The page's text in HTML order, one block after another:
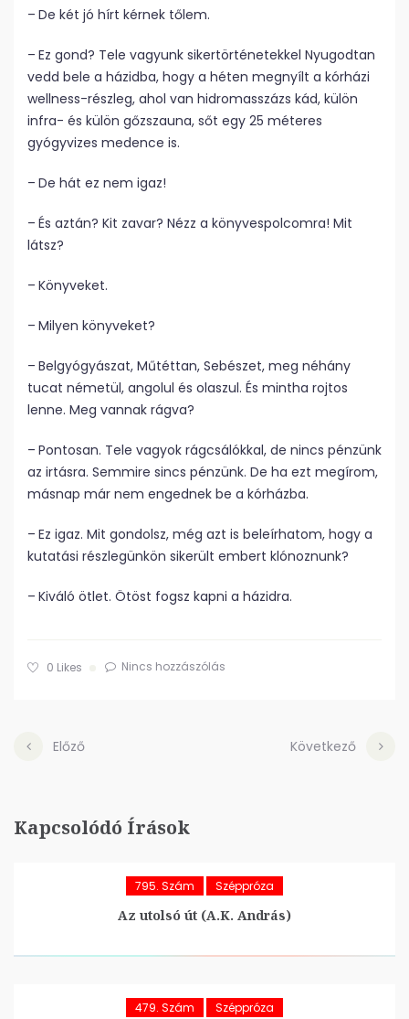
– De két jó hírt kérnek tőlem.
– Ez gond? Tele vagyunk sikertörténetekkel Nyugodtan
vedd bele a házidba, hogy a héten megnyílt a kórházi
wellness-részleg, ahol van hidromasszázs kád, külön
infra- és külön gőzszauna, sőt egy 25 méteres
gyógyvizes medence is.
– De hát ez nem igaz!
– És aztán? Kit zavar? Nézz a könyvespolcomra! Mit
látsz?
– Könyveket.
– Milyen könyveket?
– Belgyógyászat, Műtéttan, Sebészet, meg néhány
tucat németül, angolul és olaszul. És mintha rojtos
lenne. Meg vannak rágva?
– Pontosan. Tele vagyok rágcsálókkal, de nincs pénzünk
az irtásra. Semmire sincs pénzünk. De ha ezt megírom,
másnap már nem engednek be a kórházba.
– Ez igaz. Mit gondolsz, még azt is beleírhatom, hogy a
kutatási részlegünkön sikerült embert klónoznunk?
– Kiváló ötlet. Ötöst fogsz kapni a házidra.
0 Likes Nincs hozzászólás
Előző Következő
Kapcsolódó Írások
795. Szám Széppróza
Az utolsó út (A.K. András)
479. Szám Széppróza